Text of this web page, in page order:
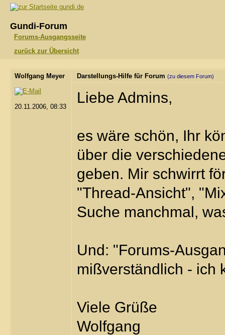
gundi.de
Gundi-Forum
Forums-Ausgangsseite
zurück zur Übersicht
Wolfgang Meyer
20.11.2006, 08:33
Darstellungs-Hilfe für Forum (zu diesem Forum)
Liebe Admins,
es wäre schön, Ihr
über die
geben. Mir schwirrt
"Thread-Ansicht",
Suche manchmal,
Und: "Forums-
mißverständlich - ich
Viele Grüße
Wolfgang